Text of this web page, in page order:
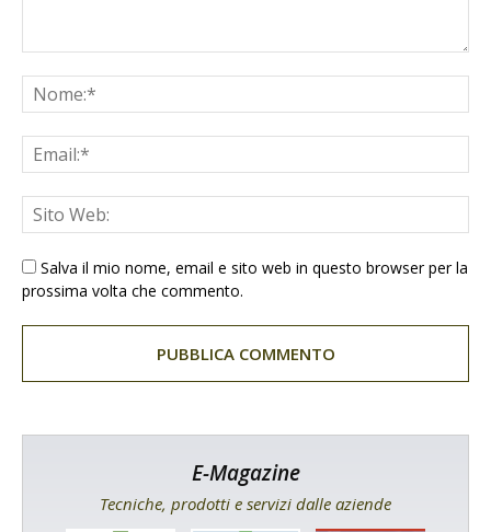
Salva il mio nome, email e sito web in questo browser per la
prossima volta che commento.
E-Magazine
Tecniche, prodotti e servizi dalle aziende